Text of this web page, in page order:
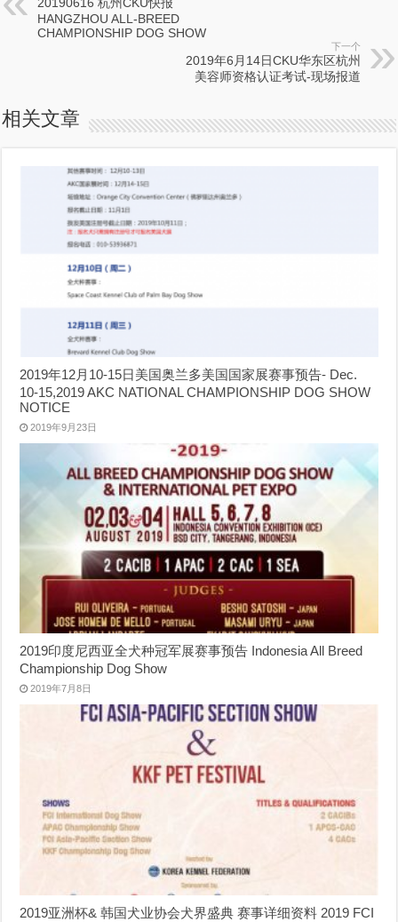
HANGZHOU ALL-BREED
CHAMPIONSHIP DOG SHOW
下一个
2019年6月14日CKU华东区杭州
美容师资格认证考试-现场报道
相关文章
2019年12月10-15日美国奥兰多美国国家展赛事预告- Dec.
10-15,2019 AKC NATIONAL CHAMPIONSHIP DOG SHOW
NOTICE
2019年9月23日
2019印度尼西亚全犬种冠军展赛事预告 Indonesia All Breed
Championship Dog Show
2019年7月8日
2019亚洲杯& 韩国犬业协会犬界盛典 赛事详细资料 2019 FCI